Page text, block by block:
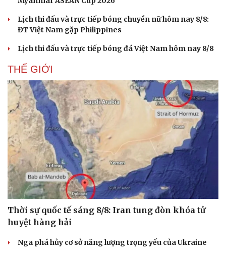
Du lịch
Tư vấn
Săn Tour
check-in
Câu chuyện thời sự
Đọc truyện đêm khuya
Cửa sổ tình yêu
Kể chuyện cho bé
Hạt giống tâm hồn
Lịch thi đấu và trực tiếp bóng chuyền nữ hôm nay 8/8:
ĐT Việt Nam gặp Philippines
Lịch thi đấu và trực tiếp bóng đá Việt Nam hôm nay 8/8
THẾ GIỚI
Thời sự quốc tế sáng 8/8: Iran tung đòn khóa tử
huyệt hàng hải
Nga phá hủy cơ sở năng lượng trọng yếu của Ukraine